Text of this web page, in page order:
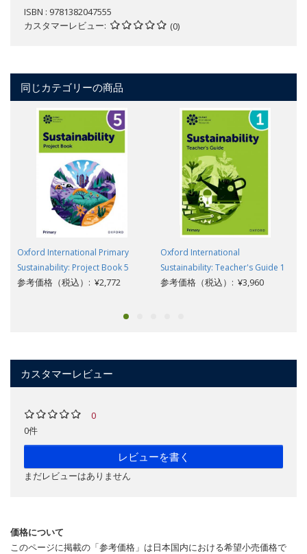
ISBN : 9781382047555
カスタマーレビュー
(0)
同じカテゴリーの商品
Oxford International Primary
Sustainability: Project Book 5
参考価格（税込）: ¥2,772
Oxford International
Sustainability: Teacher's Guide 1
参考価格（税込）: ¥3,960
カスタマーレビュー
0
0件
レビューを書く
まだレビューはありません
価格について
このページに掲載の「参考価格」は日本国内における希望小売価格で